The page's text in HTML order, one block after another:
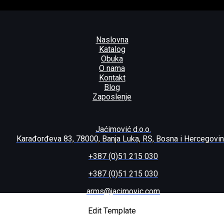
Naslovna
Katalog
Obuka
O nama
Kontakt
Blog
Zaposlenje
Jaćimović d.o.o.
Karađorđeva 83, 78000, Banja Luka, RS, Bosna i
+387 (0)51 215 030
+387 (0)51 215 030
arms@jacimovic.com
Edit Template